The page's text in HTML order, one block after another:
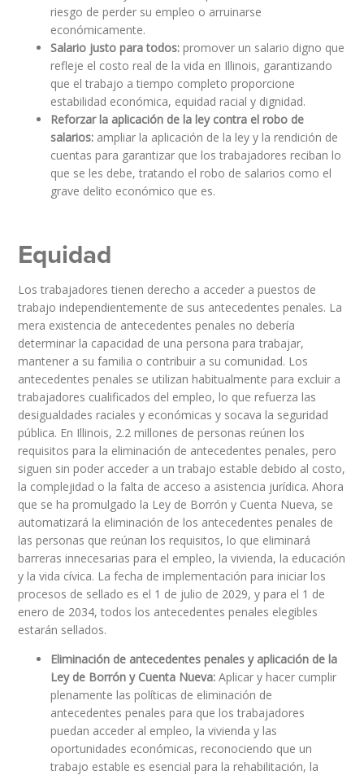
riesgo de perder su empleo o arruinarse
económicamente.
Salario justo para todos: promover un salario digno que
refleje el costo real de la vida en Illinois, garantizando
que el trabajo a tiempo completo proporcione
estabilidad económica, equidad racial y dignidad.
Reforzar la aplicación de la ley contra el robo de
salarios: ampliar la aplicación de la ley y la rendición de
cuentas para garantizar que los trabajadores reciban lo
que se les debe, tratando el robo de salarios como el
grave delito económico que es.
Equidad
Los trabajadores tienen derecho a acceder a puestos de
trabajo independientemente de sus antecedentes penales. La
mera existencia de antecedentes penales no debería
determinar la capacidad de una persona para trabajar,
mantener a su familia o contribuir a su comunidad. Los
antecedentes penales se utilizan habitualmente para excluir a
trabajadores cualificados del empleo, lo que refuerza las
desigualdades raciales y económicas y socava la seguridad
pública. En Illinois, 2.2 millones de personas reúnen los
requisitos para la eliminación de antecedentes penales, pero
siguen sin poder acceder a un trabajo estable debido al costo,
la complejidad o la falta de acceso a asistencia jurídica. Ahora
que se ha promulgado la Ley de Borrón y Cuenta Nueva, se
automatizará la eliminación de los antecedentes penales de
las personas que reúnan los requisitos, lo que eliminará
barreras innecesarias para el empleo, la vivienda, la educación
y la vida cívica. La fecha de implementación para iniciar los
procesos de sellado es el 1 de julio de 2029, y para el 1 de
enero de 2034, todos los antecedentes penales elegibles
estarán sellados.
Eliminación de antecedentes penales y aplicación de la
Ley de Borrón y Cuenta Nueva: Aplicar y hacer cumplir
plenamente las políticas de eliminación de
antecedentes penales para que los trabajadores
puedan acceder al empleo, la vivienda y las
oportunidades económicas, reconociendo que un
trabajo estable es esencial para la rehabilitación, la